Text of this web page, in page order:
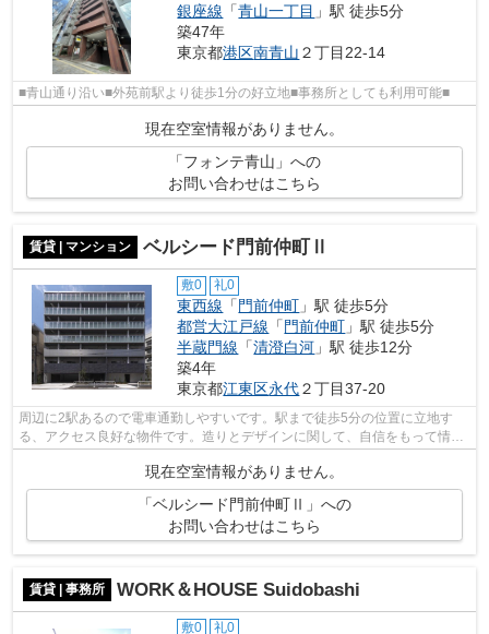
銀座線 「青山一丁目 」駅 徒歩5分
築47年
東京都港区南青山 ２丁目22-14
■青山通り沿い■外苑前駅より徒歩1分の好立地■事務所としても利用可能■
現在空室情報がありません。
「フォンテ青山」への
お問い合わせはこちら
賃貸 | マンション ベルシード門前仲町Ⅱ
敷0 礼0
東西線 「門前仲町 」駅 徒歩5分
都営大江戸線 「門前仲町 」駅 徒歩5分
半蔵門線 「清澄白河 」駅 徒歩12分
築4年
東京都江東区永代２丁目37-20
周辺に2駅あるので電車通勤しやすいです。駅まで徒歩5分の位置に立地す
る、アクセス良好な物件です。造りとデザインに関して、自信をもって情報
を提供できるマンションです。令和4年築...
現在空室情報がありません。
「ベルシード門前仲町Ⅱ」への
お問い合わせはこちら
賃貸 | 事務所 WORK＆HOUSE Suidobashi
敷0 礼0